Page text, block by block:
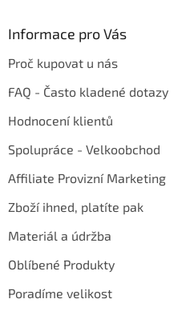
Informace pro Vás
Proč kupovat u nás
FAQ - Často kladené dotazy
Hodnocení klientů
Spolupráce - Velkoobchod
Affiliate Provizní Marketing
Zboží ihned, platíte pak
Materiál a údržba
Oblíbené Produkty
Poradíme velikost